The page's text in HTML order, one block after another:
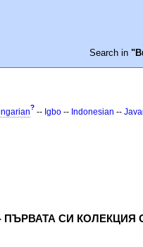
Search in
? -- Igbo -- Indonesian --
-- ПЪРВАТА СИ